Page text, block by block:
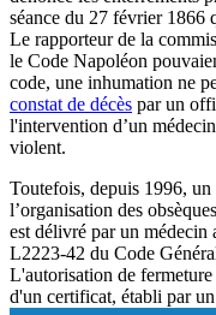
séance du 27 février 1866
Le rapporteur de la
le Code Napoléon
code, une inhumation ne
constat de décès par un
l'intervention d’un
violent.
Toutefois, depuis 1996, un
l’organisation des
est délivré par un médecin
L2223-42 du Code
L'autorisation de
d'un certificat, établi par